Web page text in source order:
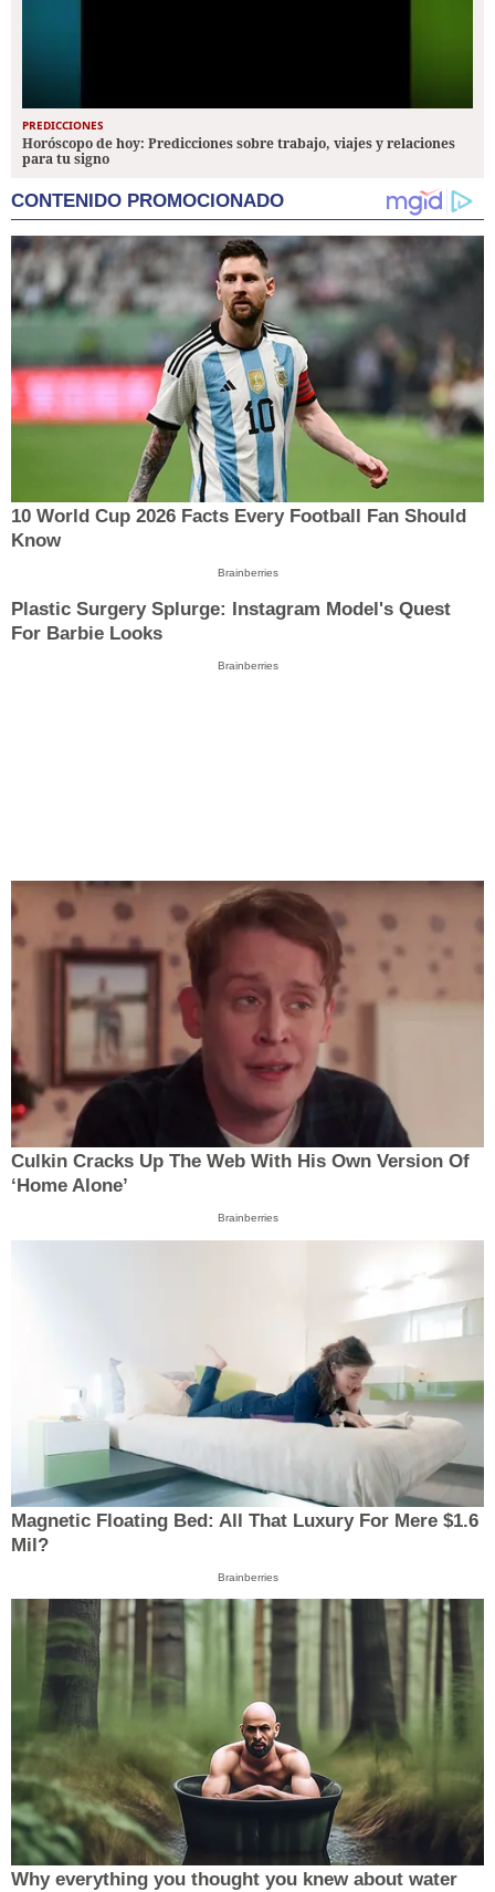
PREDICCIONES
Horóscopo de hoy: Predicciones sobre trabajo, viajes y relaciones
para tu signo
CONTENIDO PROMOCIONADO
10 World Cup 2026 Facts Every Football Fan Should
Know
Brainberries
Plastic Surgery Splurge: Instagram Model's Quest
For Barbie Looks
Brainberries
Culkin Cracks Up The Web With His Own Version Of
‘Home Alone’
Brainberries
Magnetic Floating Bed: All That Luxury For Mere $1.6
Mil?
Brainberries
Why everything you thought you knew about water